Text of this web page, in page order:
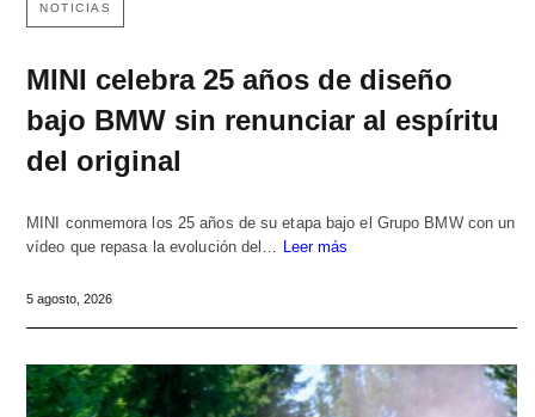
NOTICIAS
MINI celebra 25 años de diseño
bajo BMW sin renunciar al espíritu
del original
MINI conmemora los 25 años de su etapa bajo el Grupo BMW con un
vídeo que repasa la evolución del… Leer más
5 agosto, 2026